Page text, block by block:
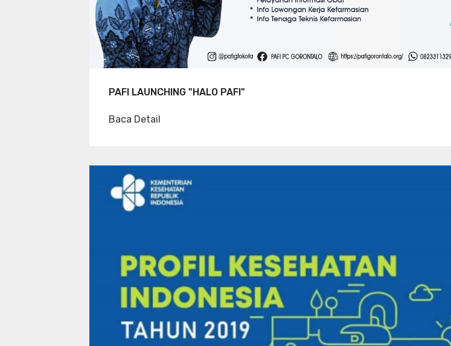
PAFI LAUNCHING "HALO PAFI"
Baca Detail